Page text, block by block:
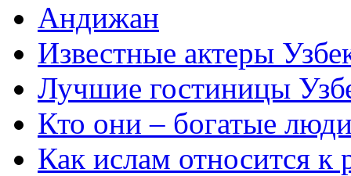
Андижан
Известные актеры
Лучшие гостиницы
Кто они – богатые
Как ислам относится к